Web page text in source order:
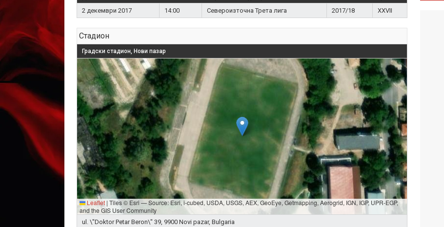
2 декември 2017 14:00 Североизточна Трета лига 2017/18 XXVII
Стадион
Градски стадион, Нови пазар
Leaflet | Tiles © Esri — Source: Esri, i-cubed, USDA, USGS, AEX, GeoEye, Getmapping, Aerogrid, IGN, IGP, UPR-EGP,
and the GIS User Community
ul. \"Doktor Petar Beron\" 39, 9900 Novi pazar, Bulgaria